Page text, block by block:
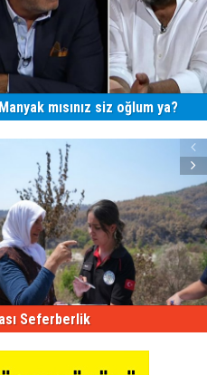
mısınız siz oğlum ya?
Seferberlik